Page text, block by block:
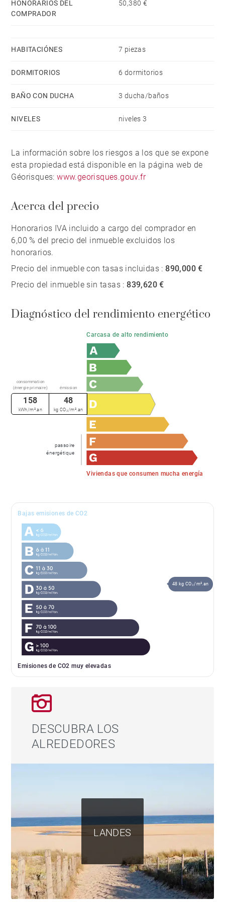
HONORARIOS DEL
COMPRADOR
50,380 €
HABITACIÓNES 7 piezas
DORMITORIOS 6 dormitorios
BAÑO CON DUCHA 3 ducha/baños
NIVELES niveles 3
La información sobre los riesgos a los que se expone
esta propiedad está disponible en la página web de
Géorisques:www.georisques.gouv.fr
Acerca del precio
Honorarios IVA incluido a cargo del comprador en
6,00 % del precio del inmueble excluidos los
honorarios.
Precio del inmueble con tasas incluidas :890,000 €
Precio del inmueble sin tasas :839,620 €
Diagnóstico del rendimiento energético
Carcasa de alto rendimiento
Viviendas que consumen mucha energía
passoire
énergétique
consommation
(énergie primaire)
émission
158
kWh/m².an
48
kg CO₂/m².an
Bajas emisiones de CO2
Emisiones de CO2 muy elevadas
48 kg CO₂/m².an
DESCUBRA LOS
ALREDEDORES
LANDES